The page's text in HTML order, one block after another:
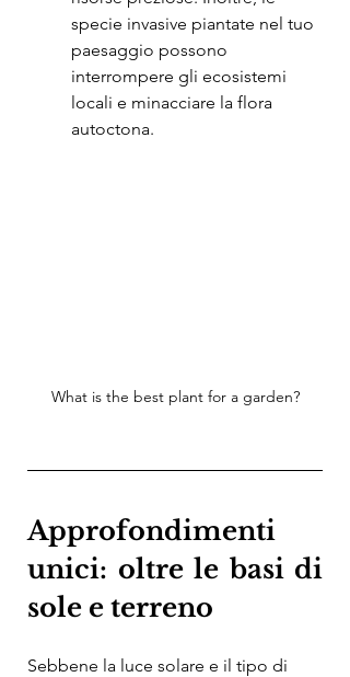
specie invasive piantate nel tuo
paesaggio possono
interrompere gli ecosistemi
locali e minacciare la flora
autoctona.
What is the best plant for a garden?
Approfondimenti
unici: oltre le basi di
sole e terreno
Sebbene la luce solare e il tipo di